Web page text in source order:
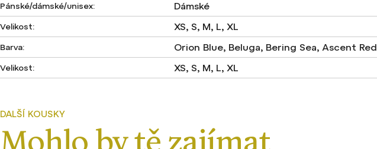
Pánské/dámské/unisex: Dámské
Velikost: XS, S, M, L, XL
Barva: Orion Blue, Beluga, Bering Sea, Ascent Red
Velikost: XS, S, M, L, XL